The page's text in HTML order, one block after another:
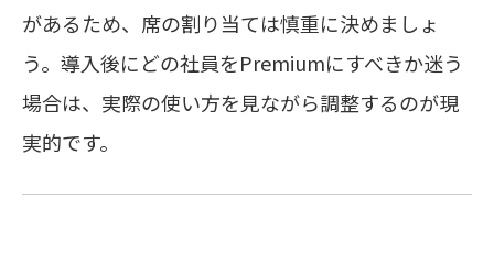
があるため、席の割り当ては慎重に決めましょ
う。導入後にどの社員をPremiumにすべきか迷う
場合は、実際の使い方を見ながら調整するのが現
実的です。